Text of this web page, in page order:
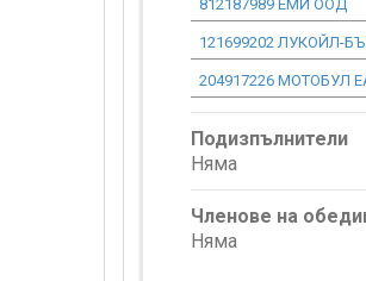
812187989 ЕМИ ООД
121699202 ЛУКОЙЛ-
204917226 МОТОБУЛ
Подизпълнители
Няма
Членове на
Няма